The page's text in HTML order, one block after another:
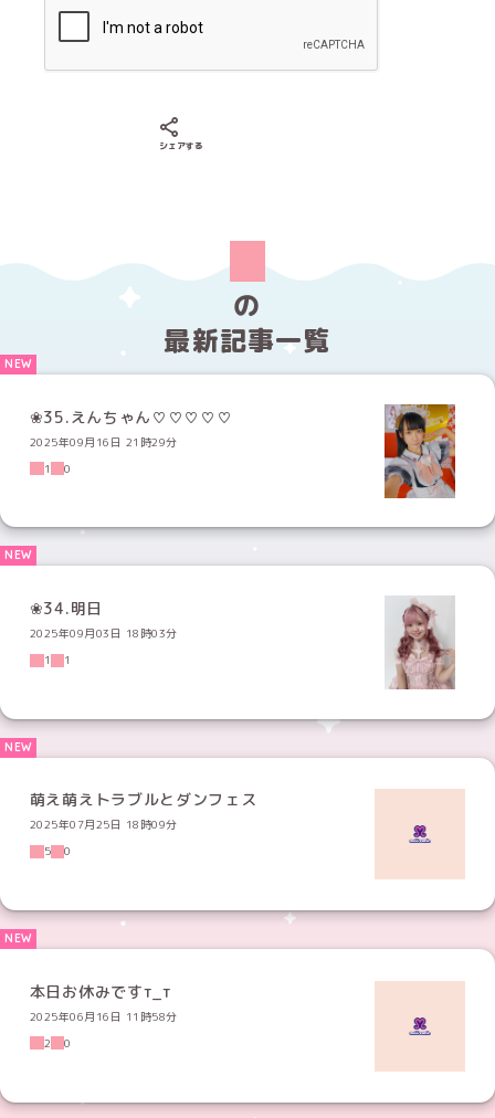
シェアする
の
最新記事一覧
❀35.えんちゃん♡♡♡♡♡
2025年09月16日 21時29分
1
0
❀34.明日
2025年09月03日 18時03分
1
1
萌え萌えトラブルとダンフェス
2025年07月25日 18時09分
5
0
本日お休みですт_т
2025年06月16日 11時58分
2
0